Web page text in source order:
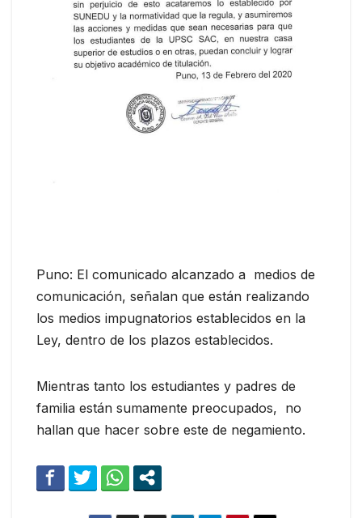
Puno: El comunicado alcanzado a medios de
comunicación, señalan que están realizando
los medios impugnatorios establecidos en la
Ley, dentro de los plazos establecidos.
Mientras tanto los estudiantes y padres de
familia están sumamente preocupados, no
hallan que hacer sobre este de negamiento.